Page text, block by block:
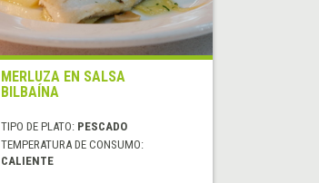
MERLUZA EN SALSA
BILBAÍNA
TIPO DE PLATO: PESCADO
TEMPERATURA DE CONSUMO:
CALIENTE